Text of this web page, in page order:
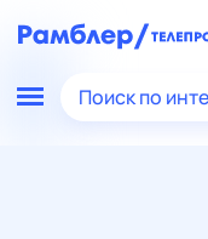
Поиск по